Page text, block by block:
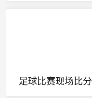
足球比赛现场比分